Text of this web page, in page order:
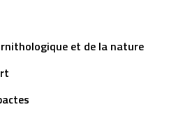
et de la nature